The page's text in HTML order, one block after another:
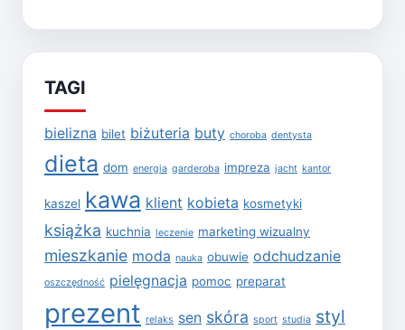
TAGI
bielizna bilet biżuteria buty choroba dentysta
dieta dom energia garderoba impreza jacht kantor
kaszel kawa klient kobieta kosmetyki
książka kuchnia leczenie marketing wizualny
mieszkanie moda nauka obuwie odchudzanie
oszczędność pielęgnacja pomoc preparat
prezent relaks sen skóra sport studia styl